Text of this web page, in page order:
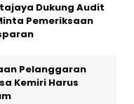
Dukung Audit
Pemeriksaan
Pelanggaran
Kemiri Harus